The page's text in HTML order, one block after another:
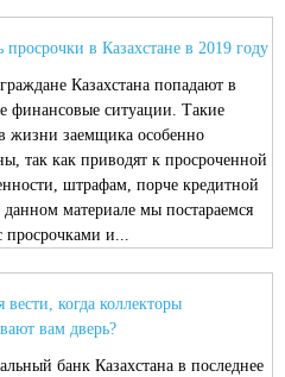
просрочки в Казахстане в 2019 году
Казахстана попадают в
финансовые ситуации. Такие
жизни заемщика особенно
так как приводят к просроченной
штрафам, порче кредитной
материале мы постараемся
просрочками и...
вести, когда коллекторы
вам дверь?
банк Казахстана в последнее